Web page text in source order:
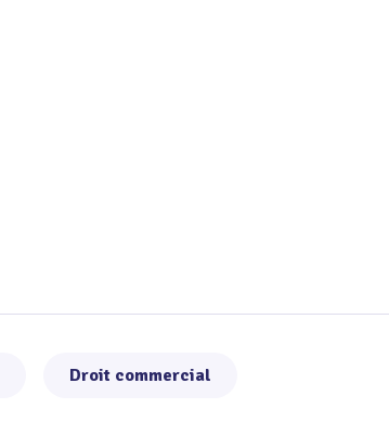
Droit commercial